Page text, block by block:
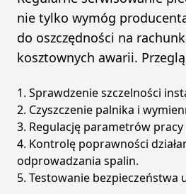
nie tylko wymóg
do oszczędności na
kosztownych awarii.
Sprawdzenie szczelności
Czyszczenie palnika i
Regulację parametrów
Kontrolę poprawności
odprowadzania spalin.
Testowanie bezpieczeństwa